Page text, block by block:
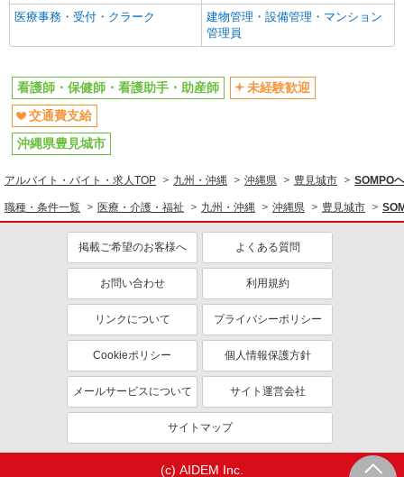
医療事務・受付・クラーク
建物管理・設備管理・マンション
管理員
看護師・保健師・看護助手・助産師
未経験歓迎
交通費支給
沖縄県豊見城市
アルバイト・バイト・求人TOP 九州・沖縄 沖縄県 豊見城市 SOMPO
職種・条件一覧 医療・介護・福祉 九州・沖縄 沖縄県 豊見城市
掲載ご希望のお客様へ よくある質問
お問い合わせ 利用規約
リンクについて プライバシーポリシー
Cookieポリシー 個人情報保護方針
メールサービスについて サイト運営会社
サイトマップ
(c) AIDEM Inc.